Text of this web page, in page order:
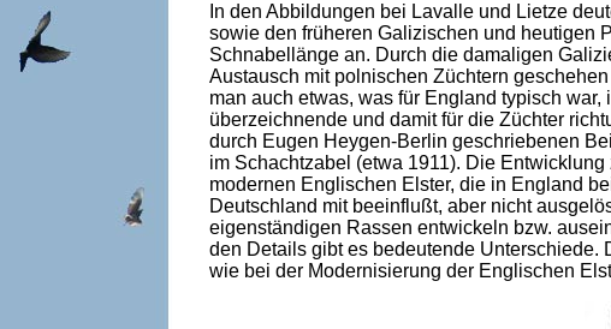
In den Abbildungen bei Lavalle und Lietze
sowie den früheren Galizischen und heutigen
Schnabellänge an. Durch die damaligen
Austausch mit polnischen Züchtern
man auch etwas, was für England typisch
überzeichnende und damit für die Züchter
durch Eugen Heygen-Berlin geschriebenen
im Schachtzabel (etwa 1911). Die
modernen Englischen Elster, die in England
Deutschland mit beeinflußt, aber nicht
eigenständigen Rassen entwickeln bzw.
den Details gibt es bedeutende Unterschiede.
wie bei der Modernisierung der Englischen